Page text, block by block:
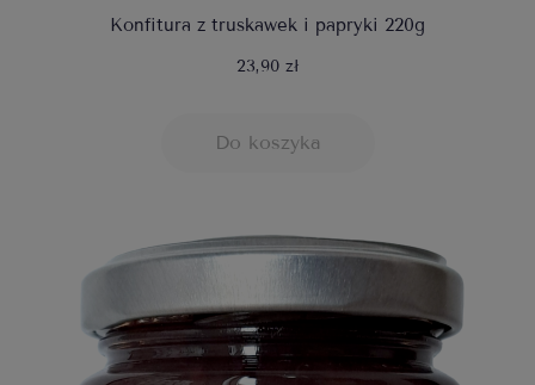
Konfitura z truskawek i papryki 220g
23,90 zł
Do koszyka